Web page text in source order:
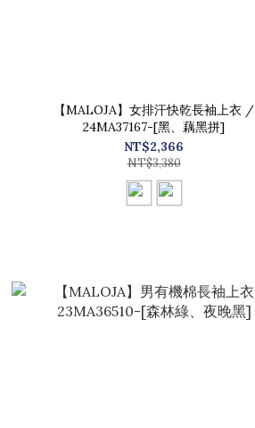
【MALOJA】女排汗快乾長袖上衣 /
24MA37167-[黑、藕黑拼]
NT$2,366
NT$3,380